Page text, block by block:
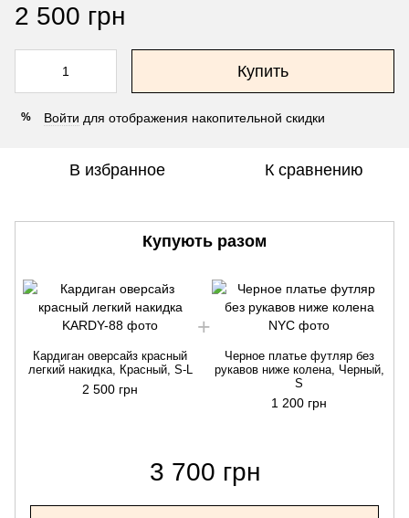
2 500 грн
Купить
% Войти для отображения накопительной скидки
В избранное К сравнению
Купують разом
Кардиган оверсайз красный
легкий накидка, Красный, S-L
2 500 грн
Черное платье футляр без
рукавов ниже колена, Черный,
S
1 200 грн
3 700 грн